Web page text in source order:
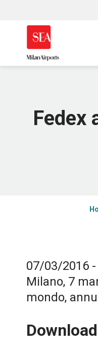
Fedex
07/03/2016 -
Milano, 7
mondo,